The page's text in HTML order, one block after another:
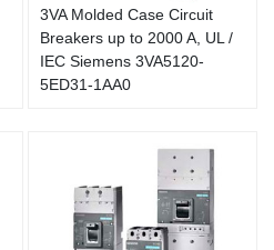
3VA Molded Case Circuit
Breakers up to 2000 A, UL /
IEC Siemens 3VA5120-
5ED31-1AA0